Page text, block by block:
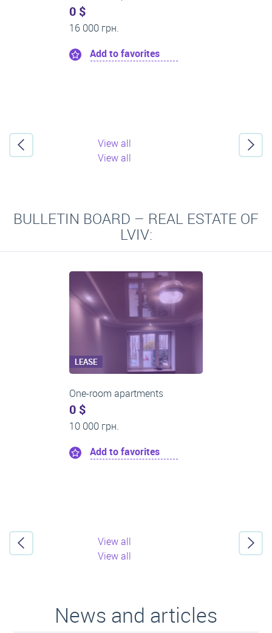
0 $
14 000 грн.
Add to favorites
View all
View all
BULLETIN BOARD – REAL ESTATE OF
LVIV:
Two-room apartments
16 000 грн.
Add to favorites
View all
View all
News and articles